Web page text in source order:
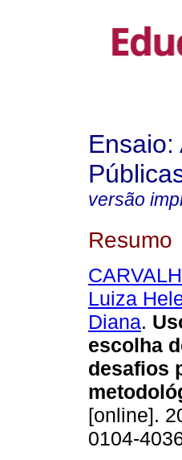
versão
Resumo
Luiza
Diana.
escolha
desafios
[online].
0104-